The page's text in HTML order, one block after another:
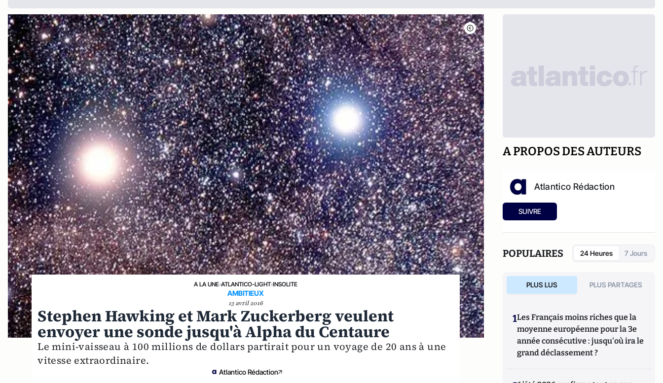
A LA UNE›ATLANTICO-LIGHT›INSOLITE
AMBITIEUX
13 avril 2016
Stephen Hawking et Mark Zuckerberg veulent
envoyer une sonde jusqu'à Alpha du Centaure
Le mini-vaisseau à 100 millions de dollars partirait pour un voyage de 20 ans à une
vitesse extraordinaire.
Atlantico Rédaction
A PROPOS DES AUTEURS
Atlantico Rédaction
SUIVRE
POPULAIRES 24 Heures 7 Jours
PLUS LUS PLUS PARTAGES
1Les Français moins riches que la
moyenne européenne pour la 3e
année consécutive : jusqu'où ira le
grand déclassement ?